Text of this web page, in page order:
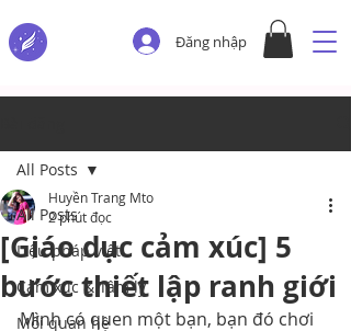
Đăng nhập
All Posts
Liệu pháp viết
Cảm xúc & Tâm lý
Mối quan hệ
All Posts
[Giáo dục cảm xúc] 5
bước thiết lập ranh giới
Huyền Trang Mto
2 phút đọc
Mình có quen một bạn, bạn đó chơi